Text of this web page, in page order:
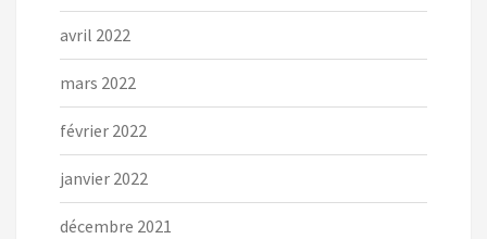
avril 2022
mars 2022
février 2022
janvier 2022
décembre 2021